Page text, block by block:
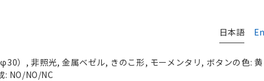
日本語
）, 非照光, 金属ベゼル, きのこ形, モーメンタリ, ボタンの色:
: NO/NO/NC